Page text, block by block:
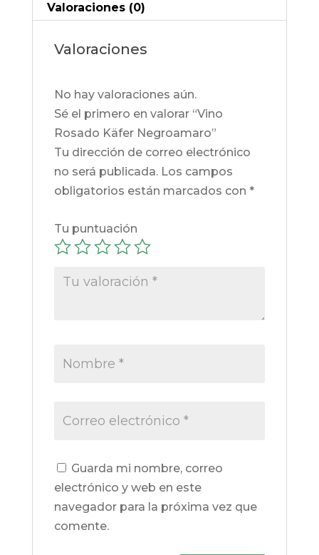
Valoraciones (0)
Valoraciones
No hay valoraciones aún.
Sé el primero en valorar “Vino
Rosado Käfer Negroamaro”
Tu dirección de correo electrónico
no será publicada. Los campos
obligatorios están marcados con *
Tu puntuación
Guarda mi nombre, correo
electrónico y web en este
navegador para la próxima vez que
comente.